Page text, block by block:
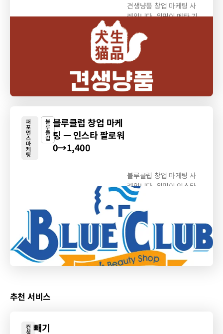
견생냥품 창업 마케팅 사
례입니다. 위픽이 메타 기
퍼
포
먼
스
마
케
팅
블
루
클
럽
블루클럽 창업 마케
팅 — 인스타 팔로워
0→1,400
블루클럽 창업 마케팅 사
례입니다. 위픽이 인스타
그램 브랜딩·창업 광고에...
추천 서비스
컨
설 빼기